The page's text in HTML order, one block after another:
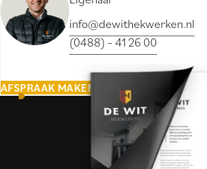
info@dewithekwerken.nl
(0488) – 41 26 00
AFSPRAAK MAKEN